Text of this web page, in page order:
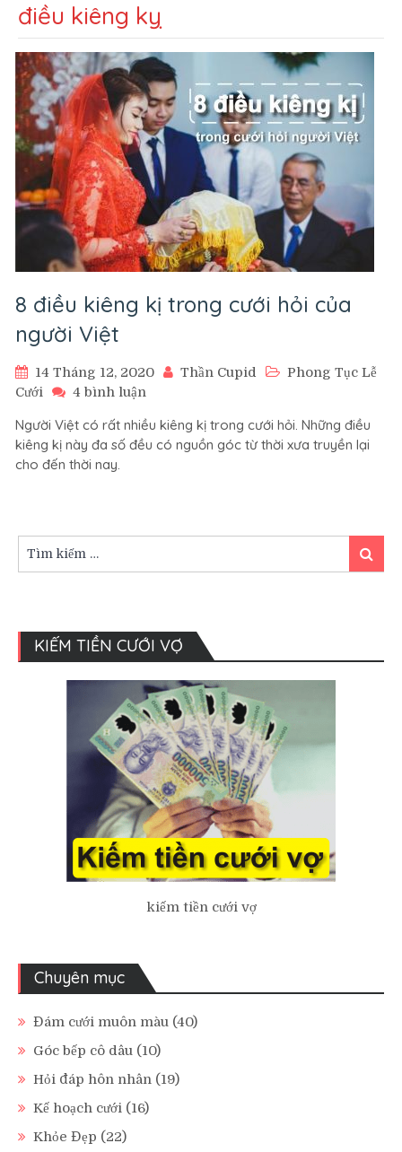
điều kiêng kỵ
8 điều kiêng kị trong cưới hỏi của
người Việt
14 Tháng 12, 2020 Thần Cupid
Phong Tục Lễ
Cưới
4 bình luận
điều
kiêng
của
Người Việt có rất nhiều kiêng kị trong cưới hỏi. Những điều
kiêng kị này đa số đều có nguồn góc từ thời xưa truyền lại
cho đến thời nay.
kiếm:
Tìm
kiếm
KIẾM TIỀN CƯỚI VỢ
kiếm tiền cưới vợ
Chuyên mục
Đám cưới muôn màu (40)
Góc bếp cô dâu (10)
Hỏi đáp hôn nhân (19)
Kế hoạch cưới (16)
Khỏe Đẹp (22)